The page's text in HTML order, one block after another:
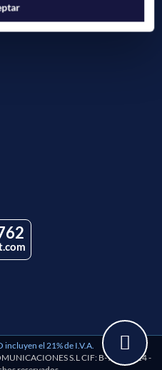
incluyen el 21% de I.V.A.
S.L CIF: B-97193114 -